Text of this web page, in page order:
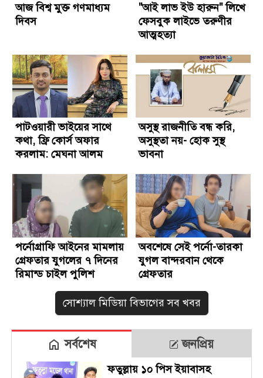
আজ বিশ্ব মুক্ত গণমাধ্যম
দিবস
"আই লাভ ইউ হারুন" লিখে
ফেসবুক লাইভে তরুণীর
আত্মহত্যা
পাটওয়ারী ভাইয়ের সাথে
কথা, ফ্রি কোর্স অফার
করলাম: মেঘনা আলম
অসুস্থ রাজনীতি বন্ধ করি,
অসুস্থতা নয়- হোক সুস্থ
ভাবনা
পর্নোগ্রাফি আইনের মামলায়
গ্রেফতার যুগলের ৭ দিনের
রিমান্ড চাইল পুলিশ
অবশেষে সেই পর্নো-তারকা
যুগল বান্দরবান থেকে
গ্রেফতার
সোশ্যাল মিডিয়া বিভাগের সব খবর
সর্বশেষ জনপ্রিয়
ফতুল্লায় ১০ পিস ইয়াবাসহ